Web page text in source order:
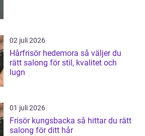
02 juli 2026
Hårfrisör hedemora så väljer du
rätt salong för stil, kvalitet och
lugn
01 juli 2026
Frisör kungsbacka så hittar du rätt
salong för ditt hår